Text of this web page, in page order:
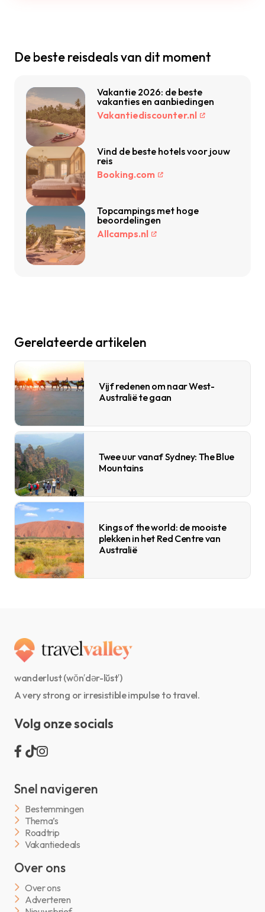
De beste reisdeals van dit moment
Vakantie 2026: de beste
vakanties en aanbiedingen
Vakantiediscounter.nl
Vind de beste hotels voor jouw
reis
Booking.com
Topcampings met hoge
beoordelingen
Allcamps.nl
Gerelateerde artikelen
Vijf redenen om naar West-
Australië te gaan
Twee uur vanaf Sydney: The Blue
Mountains
Kings of the world: de mooiste
plekken in het Red Centre van
Australië
wanderlust (wŏn′dər-lŭst′)
A very strong or irresistible impulse to travel.
Volg onze socials
Snel navigeren
Bestemmingen
Thema’s
Roadtrip
Vakantiedeals
Over ons
Over ons
Adverteren